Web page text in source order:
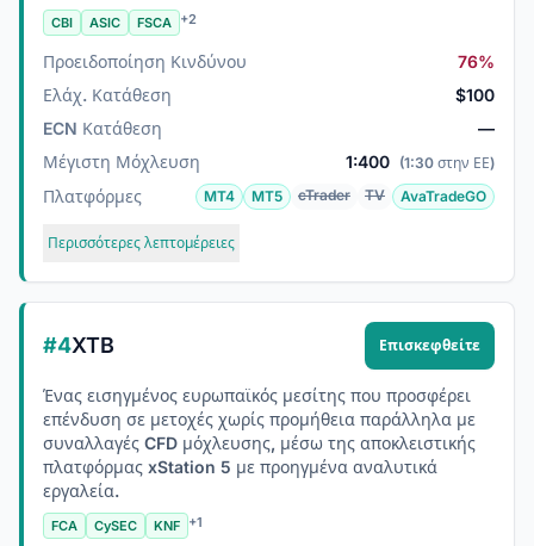
CBI ASIC FSCA +2
Προειδοποίηση Κινδύνου
76%
Ελάχ. Κατάθεση
$100
ECN Κατάθεση
—
Μέγιστη Μόχλευση
1:400 (1:30 στην ΕΕ)
Πλατφόρμες MT4 MT5 cTrader TV AvaTradeGO
Περισσότερες λεπτομέρειες
#4XTB Επισκεφθείτε
Ένας εισηγμένος ευρωπαϊκός μεσίτης που προσφέρει
επένδυση σε μετοχές χωρίς προμήθεια παράλληλα με
συναλλαγές CFD μόχλευσης, μέσω της αποκλειστικής
πλατφόρμας xStation 5 με προηγμένα αναλυτικά
εργαλεία.
FCA CySEC KNF +1